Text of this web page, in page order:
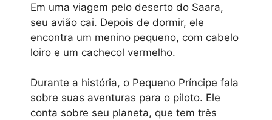
Em uma viagem pelo deserto do Saara,
seu avião cai. Depois de dormir, ele
encontra um menino pequeno, com cabelo
loiro e um cachecol vermelho.
Durante a história, o Pequeno Príncipe fala
sobre suas aventuras para o piloto. Ele
conta sobre seu planeta, que tem três